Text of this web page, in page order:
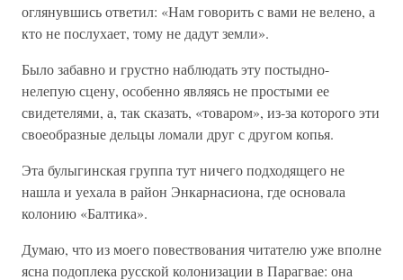
оглянувшись ответил: «Нам говорить с вами не велено, а
кто не послухает, тому не дадут земли».
Было забавно и грустно наблюдать эту постыдно-
нелепую сцену, особенно являясь не простыми ее
свидетелями, а, так сказать, «товаром», из-за которого эти
своеобразные дельцы ломали друг с другом копья.
Эта булыгинская группа тут ничего подходящего не
нашла и уехала в район Энкарнасиона, где основала
колонию «Балтика».
Думаю, что из моего повествования читателю уже вполне
ясна подоплека русской колонизации в Парагвае: она